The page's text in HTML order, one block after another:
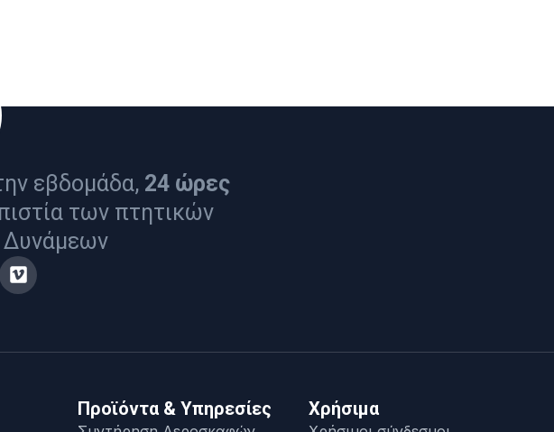
εβδομάδα, 24 ώρες
των πτητικών
Προϊόντα & Υπηρεσίες Χρήσιμα